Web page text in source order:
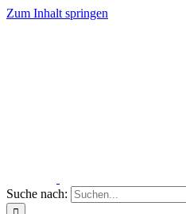
Zum Inhalt springen
Suche nach: